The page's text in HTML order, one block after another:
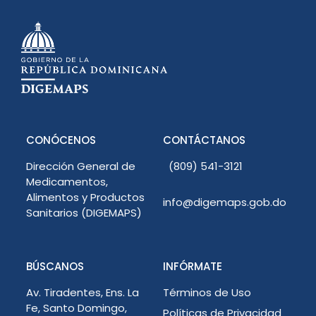
CONÓCENOS
Dirección General de
Medicamentos,
Alimentos y Productos
Sanitarios (DIGEMAPS)
CONTÁCTANOS
(809) 541-3121
info@digemaps.gob.do
BÚSCANOS
Av. Tiradentes, Ens. La
Fe, Santo Domingo,
INFÓRMATE
Términos de Uso
Políticas de Privacidad